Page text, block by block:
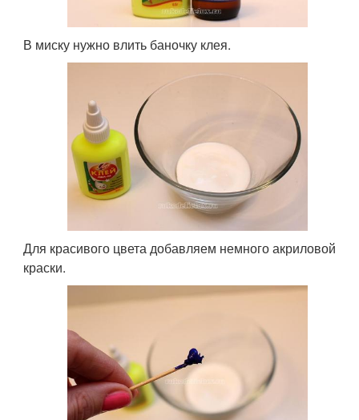
В миску нужно влить баночку клея.
Для красивого цвета добавляем немного акриловой
краски.